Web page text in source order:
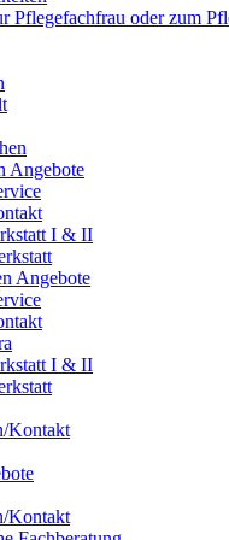
Pflegefachfrau oder zum
Angebote
I & II
Angebote
I & II
Kontakt
Kontakt